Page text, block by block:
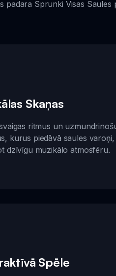
padara Sprunki Visas Saules
Skaņas
ritmus un
kurus piedāvā saules varoņi,
dzīvīgu muzikālo atmosfēru.
Spēle